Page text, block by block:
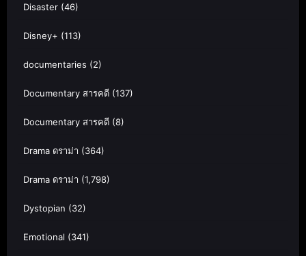
Disaster (46)
Disney+ (113)
documentaries (2)
Documentary สารคดี (137)
Documentary สารคดี (8)
Drama ดราม่า (364)
Drama ดราม่า (1,798)
Dystopian (32)
Emotional (341)